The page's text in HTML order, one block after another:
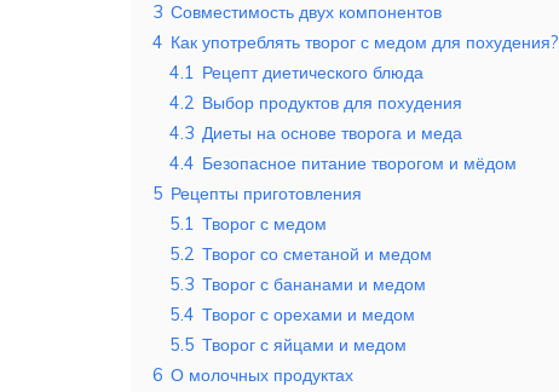
3 Совместимость двух компонентов
4 Как употреблять творог с медом для похудения?
4.1 Рецепт диетического блюда
4.2 Выбор продуктов для похудения
4.3 Диеты на основе творога и меда
4.4 Безопасное питание творогом и мёдом
5 Рецепты приготовления
5.1 Творог с медом
5.2 Творог со сметаной и медом
5.3 Творог с бананами и медом
5.4 Творог с орехами и медом
5.5 Творог с яйцами и медом
6 О молочных продуктах